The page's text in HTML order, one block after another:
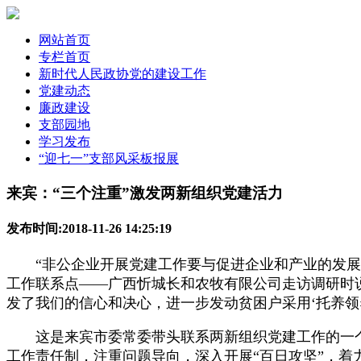
网站首页
专栏首页
新时代人民政协党的建设工作
党建动态
廉政建设
支部园地
学习发布
“迎七一”支部风采板报展
来宾：“三个注重”激发两新组织党建活力
发布时间:2018-11-26 14:25:19
“非公企业开展党建工作要与促进企业和产业的发展
工作联系点——广西忻城长和农牧有限公司走访调研时
发了我们的信心和决心，进一步发动贫困户采用‘托养
这是来宾市委常委带头联系两新组织党建工作的一
工作责任制，注重问题导向，深入开展“百日攻坚”，